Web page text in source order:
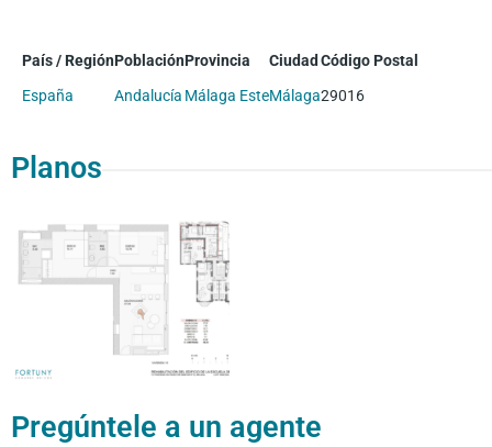
País / Región
España
Población
Andalucía
Provincia
Málaga Este
Ciudad
Málaga
Código Postal
29016
Planos
Pregúntele a un agente